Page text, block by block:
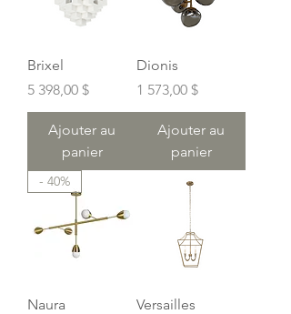
Brixel
Prix
5 398,00 $
Ajouter au
panier
Dionis
Prix
1 573,00 $
Ajouter au
panier
- 40%
Naura
Versailles